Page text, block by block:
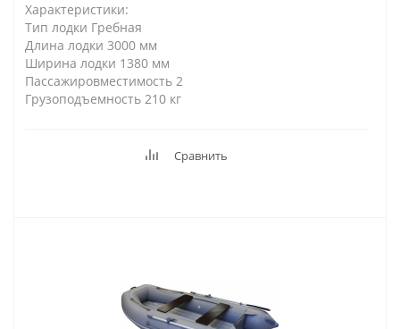
Характеристики:
Тип лодки Гребная
Длина лодки 3000 мм
Ширина лодки 1380 мм
Пассажировместимость 2
Грузоподъемность 210 кг
Сравнить